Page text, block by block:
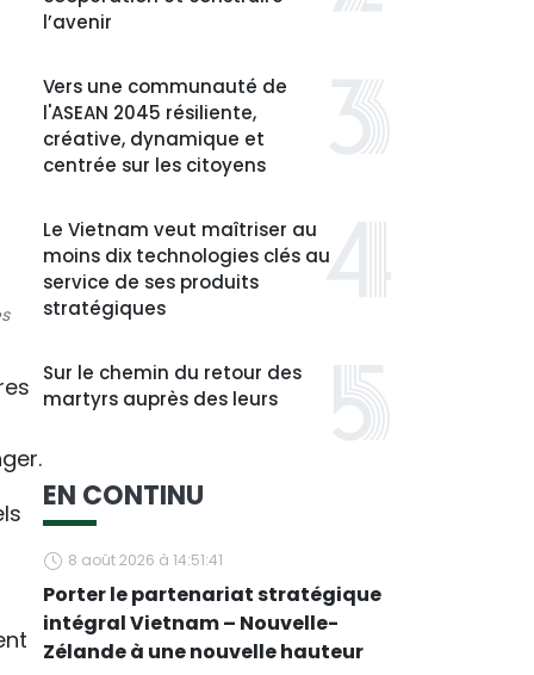
l’avenir
Vers une communauté de
l'ASEAN 2045 résiliente,
créative, dynamique et
centrée sur les citoyens
Le Vietnam veut maîtriser au
moins dix technologies clés au
service de ses produits
stratégiques
Sur le chemin du retour des
martyrs auprès des leurs
EN CONTINU
8 août 2026 à 14:51:41
Porter le partenariat stratégique
intégral Vietnam – Nouvelle-
Zélande à une nouvelle hauteur